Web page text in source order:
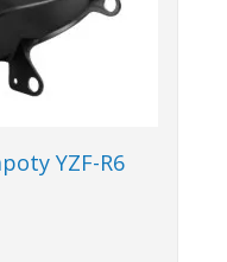
YZF-R6